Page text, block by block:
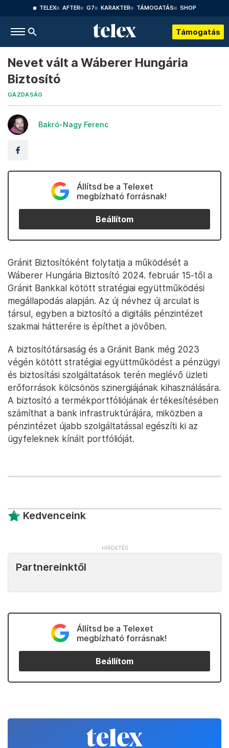
TELEX AFTER G7 KARAKTER TÁMOGATÁS SHOP
Támogatás
Nevet vált a Wáberer Hungária
Biztosító
GAZDASÁG
Bakró-Nagy Ferenc
Állítsd be a Telexet
megbízható forrásnak!
Beállítom
Gránit Biztosítóként folytatja a működését a
Wáberer Hungária Biztosító 2024. február 15-től a
Gránit Bankkal kötött stratégiai együttműködési
megállapodás alapján. Az új névhez új arculat is
társul, egyben a biztosító a digitális pénzintézet
szakmai hátterére is építhet a jövőben.
A biztosítótársaság és a Gránit Bank még 2023
végén kötött stratégiai együttműködést a pénzügyi
és biztosítási szolgáltatások terén meglévő üzleti
erőforrások kölcsönös szinergiájának kihasználására.
A biztosító a termékportfóliójának értékesítésében
számíthat a bank infrastruktúrájára, miközben a
pénzintézet újabb szolgáltatással egészíti ki az
ügyfeleknek kínált portfólióját.
Kedvenceink
Partnereinktől
Állítsd be a Telexet
megbízható forrásnak!
Beállítom